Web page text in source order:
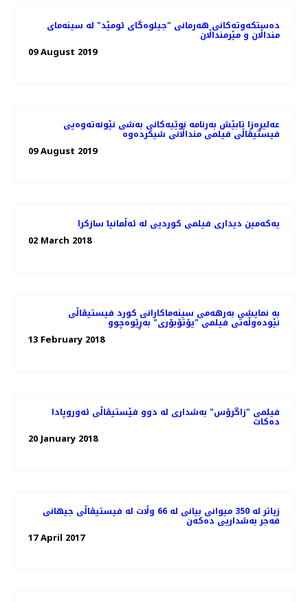
ده‌ستکه‌وته‌کانی هه‌رمانی "جیلوه‌گای ئومێد" له‌ سینه‌مای
منداڵان و مێرمنداڵان
09 August 2019
عه‌لیڕه‌زا تابێش به‌رنامه‌ نوێیه‌کانی به‌شی نێونه‌ته‌وه‌یی
09 August 2019
یەکەمین دیداری فیلمی کوردیی لە ئەڵمانیا سازکرا
02 March 2018
بە نمایشی بەرهەمی سینەماکارانی کورد فیستیڤاڵی
نێودەوڵەتی فیلمی "یۆتۆبۆری" بەڕێوەچوو
13 February 2018
فیلمی "زاگرۆس" بەشداری لە دوو فێستیڤاڵی ئەوروپادا
دەکات
20 January 2018
زیاتر لە 350 میوانی بیانی لە 66 وڵات لە فیستیڤاڵی جیهانی
فەجر بەشداریی دەکەن
17 April 2017